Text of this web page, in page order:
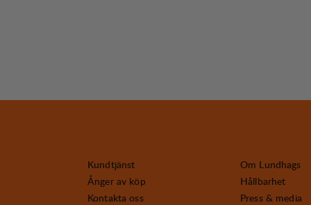
Kundtjänst
Ånger av köp
Kontakta oss
Om Lundhags
Hållbarhet
Press & media